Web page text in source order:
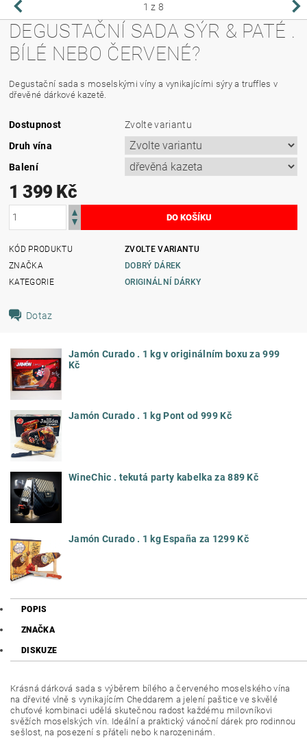
1 z 8
DEGUSTAČNÍ SADA SÝR & PATÉ .
BÍLÉ NEBO ČERVENÉ?
Degustační sada s moselskými víny a vynikajícími sýry a truffles v
dřevěné dárkové kazetě.
Dostupnost
Zvolte variantu
Druh vína
Balení
1 399 Kč
KÓD PRODUKTU
ZVOLTE VARIANTU
ZNAČKA
DOBRÝ DÁREK
KATEGORIE
ORIGINÁLNÍ DÁRKY
Dotaz
Jamón Curado . 1 kg v originálním boxu za 999
Kč
Jamón Curado . 1 kg Pont od 999 Kč
WineChic . tekutá party kabelka za 889 Kč
Jamón Curado . 1 kg España za 1299 Kč
POPIS
ZNAČKA
DISKUZE
Krásná dárková sada s výběrem bílého a červeného moselského vína
na dřevité vlně s vynikajícím Cheddarem a jelení paštice ve skvělé
chuťové kombinaci udělá skutečnou radost každému milovníkovi
svěžích moselských vín. Ideální a praktický vánoční dárek pro rodinnou
sešlost, na posezení s přáteli nebo k narozeninám.